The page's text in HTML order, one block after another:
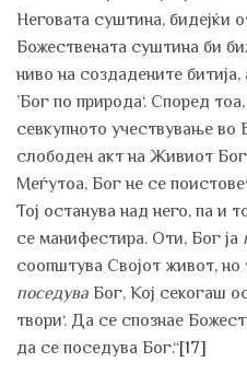
Неговата суштина, бидејќи
Божествената суштина би
ниво на создадените
’Бог по природа‘. Според
севкупното учествување во
слободен акт на Живиот
Меѓутоа, Бог не се
Тој останува над него, па и
се манифестира. Оти, Бог ја
соопштува Својот живот, но
поседува Бог, Кој секогаш
твори‘. Да се спознае
да се поседува Бог.“[17]